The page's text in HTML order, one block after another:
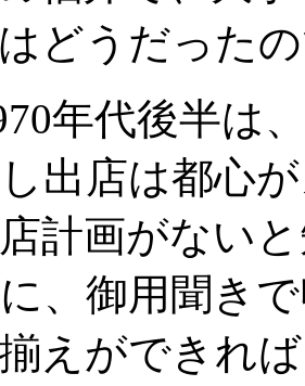
どうだった
年代後半は
出店は都心
計画がない
、御用聞き
えができれ